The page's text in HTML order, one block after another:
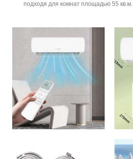
подходя для комнат площадью 55 кв.м.